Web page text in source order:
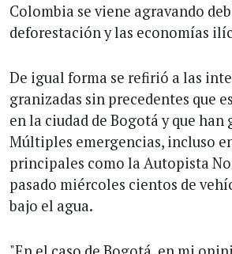
Colombia se viene agravando
deforestación y las economías
De igual forma se refirió a las
granizadas sin precedentes que
en la ciudad de Bogotá y que han
Múltiples emergencias, incluso
principales como la Autopista
pasado miércoles cientos de
bajo el agua.